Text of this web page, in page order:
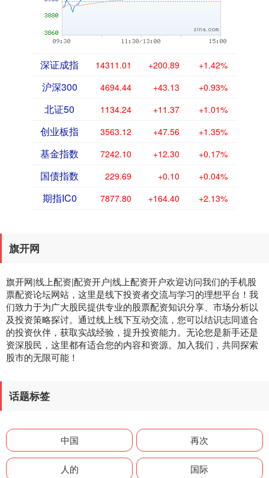
深证成指 14311.01 +200.89 +1.42%
沪深300 4694.44 +43.13 +0.93%
北证50 1134.24 +11.37 +1.01%
创业板指 3563.12 +47.56 +1.35%
基金指数 7242.10 +12.30 +0.17%
国债指数 229.69 +0.10 +0.04%
期指IC0 7877.80 +164.40 +2.13%
旗开网
旗开网|线上配资|配资开户|线上配资开户欢迎访问我们的手机股
票配资论坛网站，这里是线下投资者交流与学习的理想平台！我
们致力于为广大股民提供专业的股票配资知识分享、市场分析以
及投资策略探讨。通过线上线下互动交流，您可以结识志同道合
的投资伙伴，获取实战经验，提升投资能力。无论您是新手还是
资深股民，这里都有适合您的内容和资源。加入我们，共同探索
股市的无限可能！
话题标签
中国 再次
人的 国际